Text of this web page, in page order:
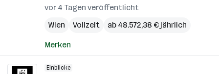
vor 4 Tagen veröffentlicht
Wien
Vollzeit ab 48.572,38 € jährlich
Merken
Einblicke